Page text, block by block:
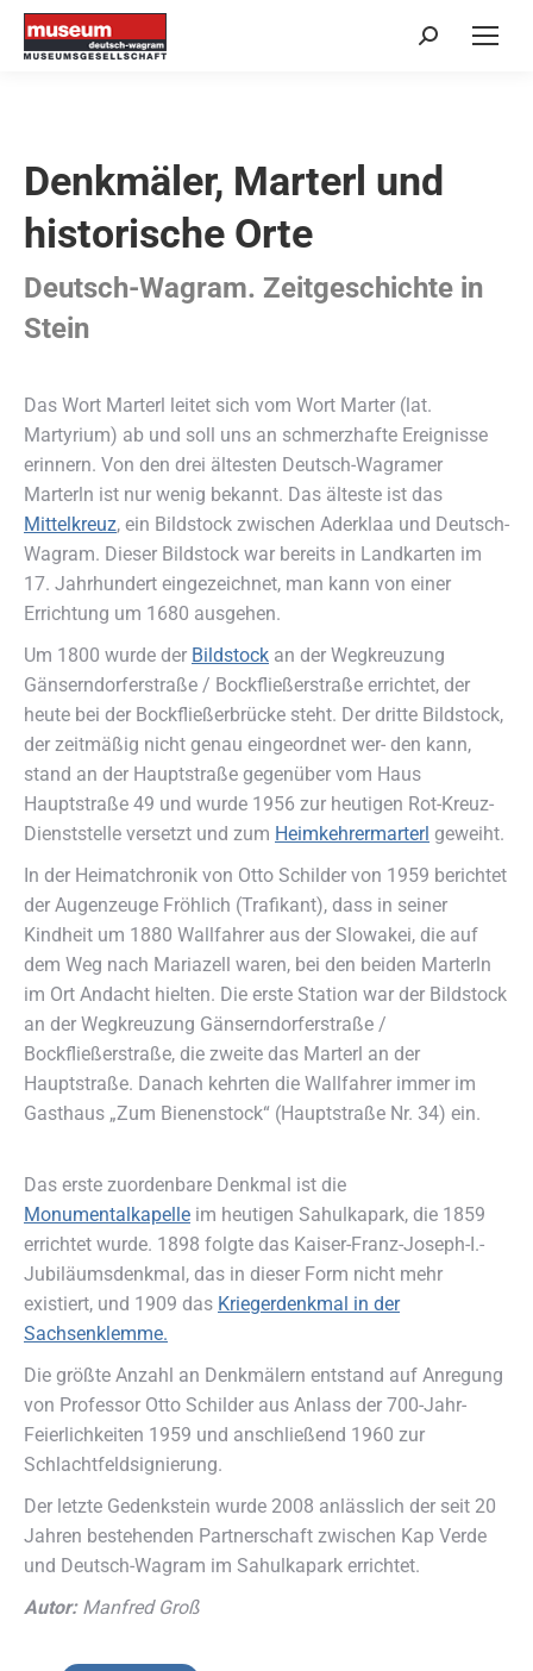
Search:
Denkmäler, Marterl und
historische Orte
Deutsch-Wagram. Zeitgeschichte in
Stein
Das Wort Marterl leitet sich vom Wort Marter (lat.
Martyrium) ab und soll uns an schmerzhafte Ereignisse
erinnern. Von den drei ältesten Deutsch-Wagramer
Marterln ist nur wenig bekannt. Das älteste ist das
Mittelkreuz, ein Bildstock zwischen Aderklaa und Deutsch-
Wagram. Dieser Bildstock war bereits in Landkarten im
17. Jahrhundert eingezeichnet, man kann von einer
Errichtung um 1680 ausgehen.
Um 1800 wurde der Bildstock an der Wegkreuzung
Gänserndorferstraße / Bockfließerstraße errichtet, der
heute bei der Bockfließerbrücke steht. Der dritte Bildstock,
der zeitmäßig nicht genau eingeordnet wer- den kann,
stand an der Hauptstraße gegenüber vom Haus
Hauptstraße 49 und wurde 1956 zur heutigen Rot-Kreuz-
Dienststelle versetzt und zum Heimkehrermarterl geweiht.
In der Heimatchronik von Otto Schilder von 1959 berichtet
der Augenzeuge Fröhlich (Trafikant), dass in seiner
Kindheit um 1880 Wallfahrer aus der Slowakei, die auf
dem Weg nach Mariazell waren, bei den beiden Marterln
im Ort Andacht hielten. Die erste Station war der Bildstock
an der Wegkreuzung Gänserndorferstraße /
Bockfließerstraße, die zweite das Marterl an der
Hauptstraße. Danach kehrten die Wallfahrer immer im
Gasthaus „Zum Bienenstock“ (Hauptstraße Nr. 34) ein.
Das erste zuordenbare Denkmal ist die
Monumentalkapelle im heutigen Sahulkapark, die 1859
errichtet wurde. 1898 folgte das Kaiser-Franz-Joseph-I.-
Jubiläumsdenkmal, das in dieser Form nicht mehr
existiert, und 1909 das Kriegerdenkmal in der
Sachsenklemme.
Die größte Anzahl an Denkmälern entstand auf Anregung
von Professor Otto Schilder aus Anlass der 700-Jahr-
Feierlichkeiten 1959 und anschließend 1960 zur
Schlachtfeldsignierung.
Der letzte Gedenkstein wurde 2008 anlässlich der seit 20
Jahren bestehenden Partnerschaft zwischen Kap Verde
und Deutsch-Wagram im Sahulkapark errichtet.
Autor:Manfred Groß